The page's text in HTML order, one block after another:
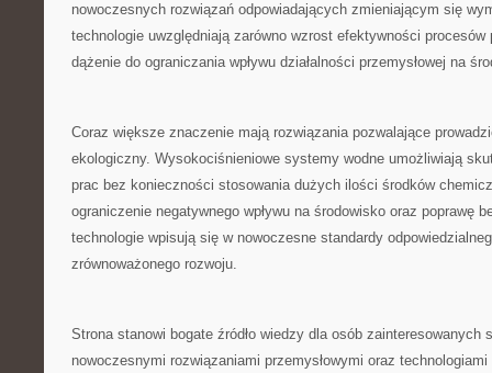
nowoczesnych rozwiązań odpowiadających zmieniającym się
technologie uwzględniają zarówno wzrost efektywności procesów
dążenie do ograniczania wpływu działalności przemysłowej na
Coraz większe znaczenie mają rozwiązania pozwalające
ekologiczny. Wysokociśnieniowe systemy wodne umożliwiają
prac bez konieczności stosowania dużych ilości środków
ograniczenie negatywnego wpływu na środowisko oraz poprawę
technologie wpisują się w nowoczesne standardy
zrównoważonego rozwoju.
Strona stanowi bogate źródło wiedzy dla osób zainteresowanych
nowoczesnymi rozwiązaniami przemysłowymi oraz